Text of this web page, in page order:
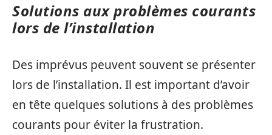
Solutions aux problèmes courants
lors de l’installation
Des imprévus peuvent souvent se présenter
lors de l’installation. Il est important d’avoir
en tête quelques solutions à des problèmes
courants pour éviter la frustration.